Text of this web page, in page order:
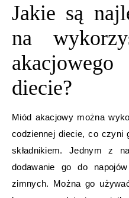
Jakie są
na
diecie?
Miód akacjowy można
codziennej diecie, co czyni
składnikiem. Jednym z
dodawanie go do
zimnych. Można go